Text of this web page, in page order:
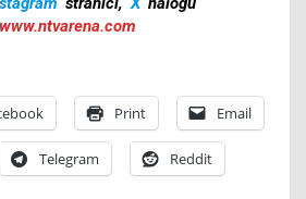
www.ntvarena.com
Print Email
Telegram Reddit